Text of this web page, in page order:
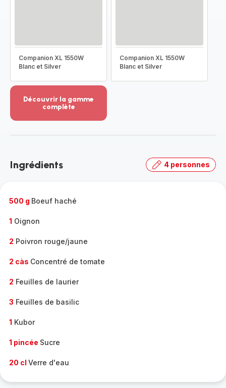
Companion XL 1550W
Blanc et Silver
Companion XL 1550W
Blanc et Silver
Découvrir la gamme
complète
-
gamme
Ingrédients 4 personnes
500 g Boeuf haché
1 Oignon
2 Poivron rouge/jaune
2 càs Concentré de tomate
2 Feuilles de laurier
3 Feuilles de basilic
1 Kubor
1 pincée Sucre
20 cl Verre d'eau